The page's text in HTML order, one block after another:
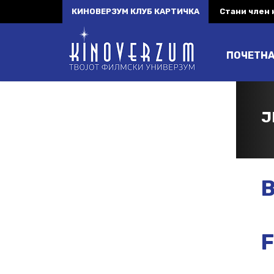
КИНОВЕРЗУМ КЛУБ КАРТИЧКА Стани член
ПОЧЕТНА